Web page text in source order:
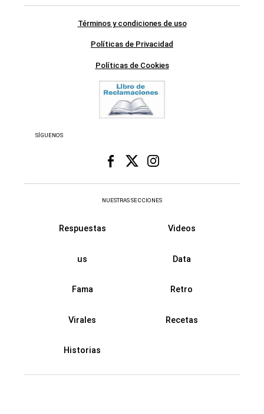
Términos y condiciones de uso
Políticas de Privacidad
Políticas de Cookies
SÍGUENOS
NUESTRAS SECCIONES
Respuestas Videos
us Data
Fama Retro
Virales Recetas
Historias